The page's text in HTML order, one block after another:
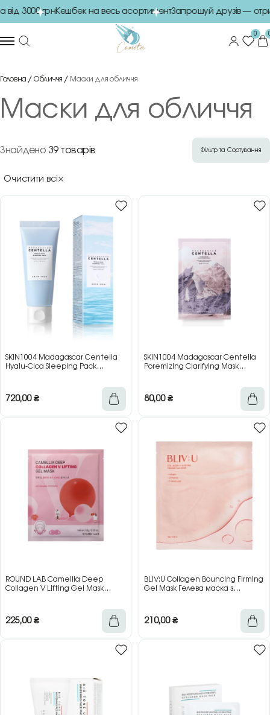
3000 грнКешбек на весь асортиментЗапрошуй друзів —
0
Головна Обличчя Маски для обличчя
Маски для обличчя
Знайдено 39 товарів Фільтр та Сортування
Очистити всі
SKIN1004 Madagascar Centella
Hyalu-Cica Sleeping Pack
кислотою, 100 мл
720,00₴
SKIN1004 Madagascar Centella
Poremizing Clarifying Mask
80,00₴
ROUND LAB Camellia Deep
Collagen V Lifting Gel Mask
225,00₴
BLIV:U Collagen Bouncing Firming
Gel Mask Гелева маска з
210,00₴